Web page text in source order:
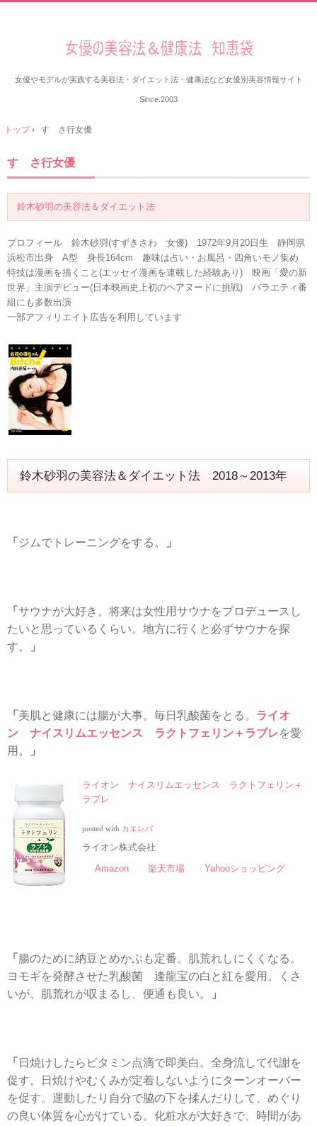
女優やモデルが実践する美容法・ダイエット法・健康法など女優別美容情報サイト
Since.2003
トップ› す さ行女優
す さ行女優
鈴木砂羽の美容法＆ダイエット法
プロフィール 鈴木砂羽(すずきさわ 女優) 1972年9月20日生 静岡県
浜松市出身 A型 身長164cm 趣味は占い・お風呂・四角いモノ集め
特技は漫画を描くこと(エッセイ漫画を連載した経験あり) 映画「愛の新
世界」主演デビュー(日本映画史上初のヘアヌードに挑戦) バラエティ番
組にも多数出演
一部アフィリエイト広告を利用しています
鈴木砂羽の美容法＆ダイエット法 2018～2013年
「 ジムでトレーニングをする。 」
「 サウナが大好き。将来は女性用サウナをプロデュースし
たいと思っているくらい。地方に行くと必ずサウナを探
す。
」
「 美肌と健康には腸が大事。毎日乳酸菌をとる。 ライオ
ン ナイスリムエッセンス ラクトフェリン＋ラブレを愛
用。
」
ライオン ナイスリムエッセンス ラクトフェリン＋
ラブレ
posted with カエレバ
ライオン株式会社
Amazon
楽天市場 Yahooショッピング
「 腸のために納豆とめかぶも定番。肌荒れしにくくなる。
ヨモギを発酵させた乳酸菌 逢龍宝の白と紅を愛用。くさ
いが、肌荒れが収まるし、便通も良い。
」
「 日焼けしたらビタミン点滴で即美白。全身流して代謝を
促す。日焼けやむくみが定着しないようにターンオーバー
を促す。運動したり自分で脇の下を揉んだりして、めぐり
の良い体質を心がけている。化粧水が大好きで、時間があ